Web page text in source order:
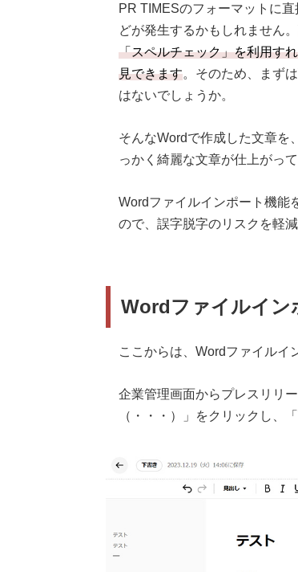
PR TIMESのフォーマットに
どが発生するかもしれません。
「スペルチェック」を利用す
見できます。そのため、まず
はないでしょうか。
そんなWordで作成した文章を
っかく綺麗な文章が仕上がっ
Wordファイルインポート機能
ので、誤字脱字のリスクを軽減
Wordファイルイン
ここからは、Wordファイルイ
企業管理画面からプレスリリ
（・・・）」をクリックし、